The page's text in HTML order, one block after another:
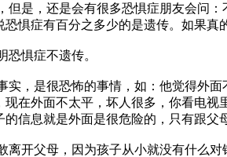
是，还是会有很多恐惧症朋友会问
惧症有百分之多少的是遗传。如果真
惧症不遗传。
，是很恐怖的事情，如：他觉得外
在外面不太平，坏人很多，你看电
信息就是外面是很危险的，只有跟父
开父母，因为孩子从小就没有什么